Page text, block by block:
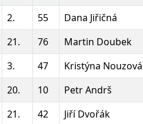
2. 55 Dana Jiřičná
21. 76 Martin Doubek
3. 47 Kristýna Nouzová
20. 10 Petr Andrš
21. 42 Jiří Dvořák